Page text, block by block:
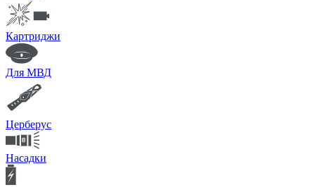
Картриджи
Для МВД
Церберус
Насадки